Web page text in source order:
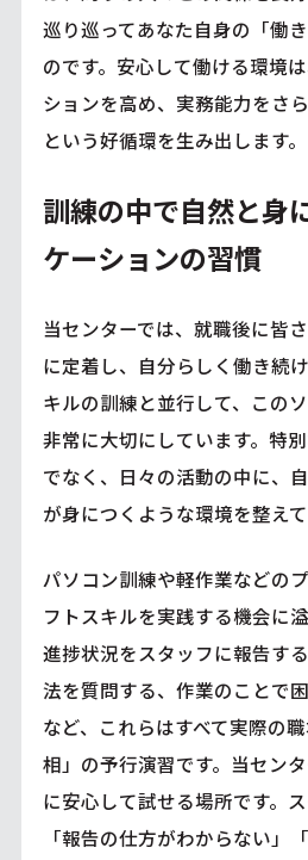
巡り巡ってあなた自身の「働
のです。安心して働ける環境
ションを高め、実務能力をさ
という好循環を生み出します。
訓練の中で自然と身
ケーションの習慣
当センターでは、就職後に皆
に定着し、自分らしく働き続
キルの訓練と並行して、この
非常に大切にしています。特
でなく、日々の活動の中に、
が身につくような環境を整えて
パソコン訓練や軽作業などの
フトスキルを実践する機会に
進捗状況をスタッフに報告す
法を質問する、作業のことで
など、これらはすべて実際の
相」の予行演習です。当セン
に安心して試せる場所です。
「報告の仕方がわからない」